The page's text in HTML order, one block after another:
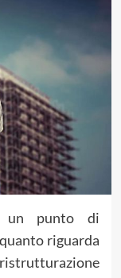
un punto di
riguarda